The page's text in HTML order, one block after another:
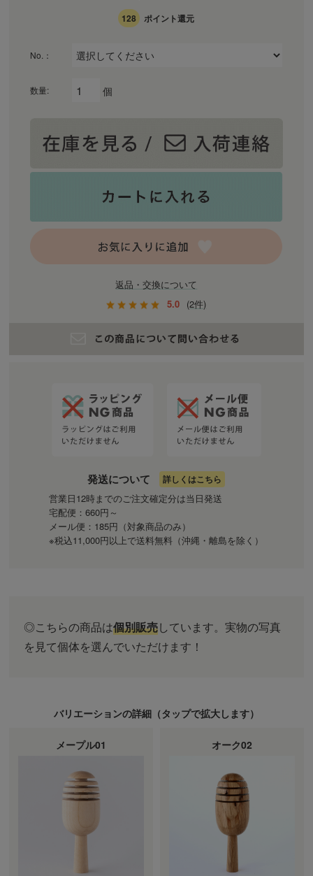
128 ポイント還元
No.：
数量: 個
返品・交換について
5.0 (2件)
発送について 詳しくはこちら
営業日12時までのご注文確定分は当日発送
宅配便：660円～
メール便：185円（対象商品のみ）
※税込11,000円以上で送料無料（沖縄・離島を除く）
◎こちらの商品は個別販売しています。実物の写真
を見て個体を選んでいただけます！
バリエーションの詳細（タップで拡大します）
メープル01 オーク02